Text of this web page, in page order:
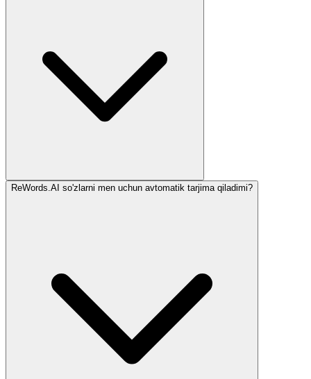
ReWords.AI so'zlarni men uchun avtomatik tarjima qiladimi?